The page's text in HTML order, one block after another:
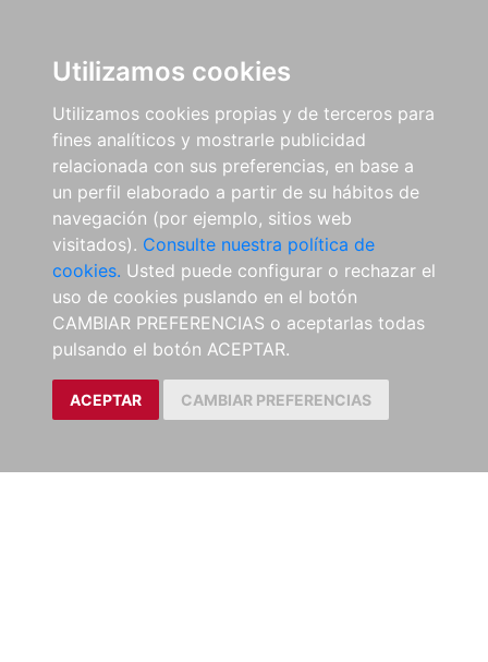
Utilizamos cookies
Utilizamos cookies propias y de terceros para
fines analíticos y mostrarle publicidad
relacionada con sus preferencias, en base a
un perfil elaborado a partir de su hábitos de
navegación (por ejemplo, sitios web
visitados). Consulte nuestra política de
cookies. Usted puede configurar o rechazar el
uso de cookies puslando en el botón
CAMBIAR PREFERENCIAS o aceptarlas todas
pulsando el botón ACEPTAR.
ACEPTAR CAMBIAR PREFERENCIAS